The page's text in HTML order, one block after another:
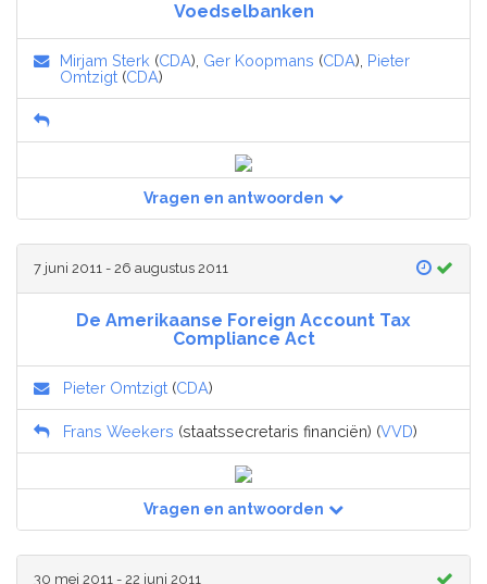
Voedselbanken
Mirjam Sterk (CDA), Ger Koopmans (CDA), Pieter
Omtzigt (CDA)
Vragen en antwoorden
7 juni 2011 - 26 augustus 2011
De Amerikaanse Foreign Account Tax
Compliance Act
Pieter Omtzigt (CDA)
Frans Weekers (staatssecretaris financiën) (VVD)
Vragen en antwoorden
30 mei 2011 - 22 juni 2011